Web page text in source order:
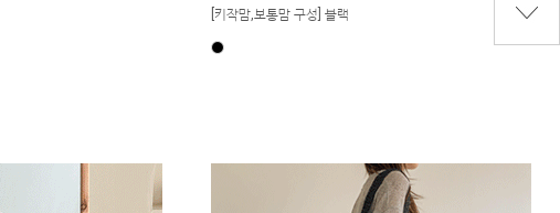
[키작맘,보통맘 구성] 블랙